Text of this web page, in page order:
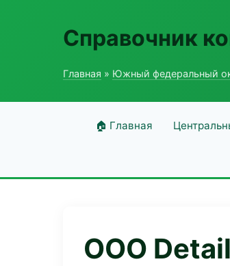
Справочник
Главная » Южный федеральный
🏠 Главная
ООО